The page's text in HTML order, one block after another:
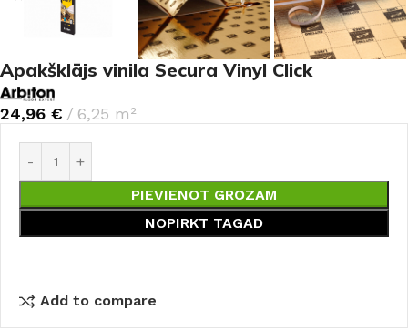
Apakšklājs vinila Secura Vinyl Click
24,96 € 6,25 m²
PIEVIENOT GROZAM
NOPIRKT TAGAD
Add to compare